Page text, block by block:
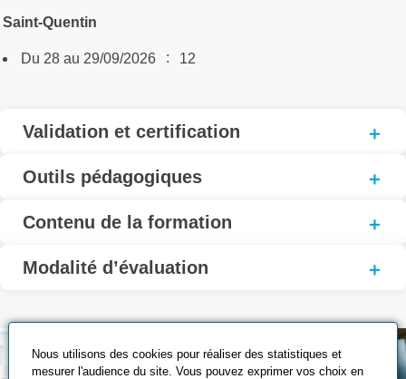
Saint-Quentin
Du 28 au 29/09/2026 : 12
Validation et certification
Outils pédagogiques
Contenu de la formation
Modalité d’évaluation
Nous utilisons des cookies pour réaliser des statistiques et
mesurer l'audience du site. Vous pouvez exprimer vos choix en